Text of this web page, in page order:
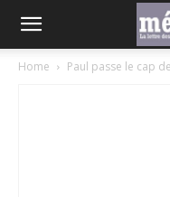
Home Paul passe le cap